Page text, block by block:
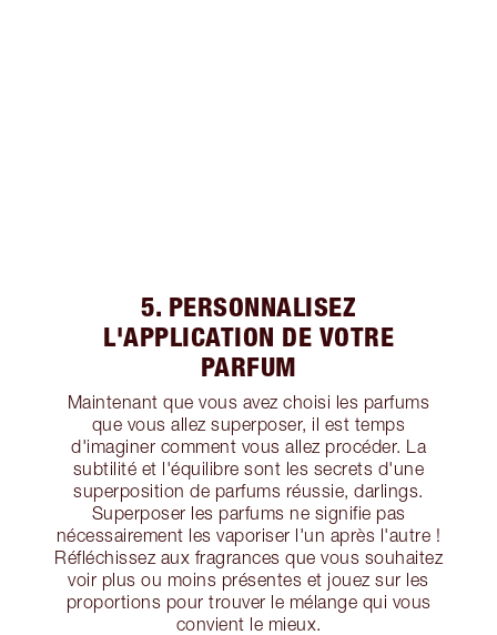
5. PERSONNALISEZ
L'APPLICATION DE VOTRE
PARFUM
Maintenant que vous avez choisi les parfums
que vous allez superposer, il est temps
d'imaginer comment vous allez procéder. La
subtilité et l'équilibre sont les secrets d'une
superposition de parfums réussie, darlings.
Superposer les parfums ne signifie pas
nécessairement les vaporiser l'un après l'autre !
Réfléchissez aux fragrances que vous souhaitez
voir plus ou moins présentes et jouez sur les
proportions pour trouver le mélange qui vous
convient le mieux.